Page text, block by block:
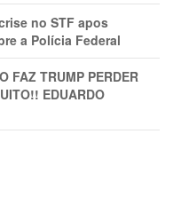
no STF apos
a Polícia Federal
FAZ TRUMP PERDER
EDUARDO